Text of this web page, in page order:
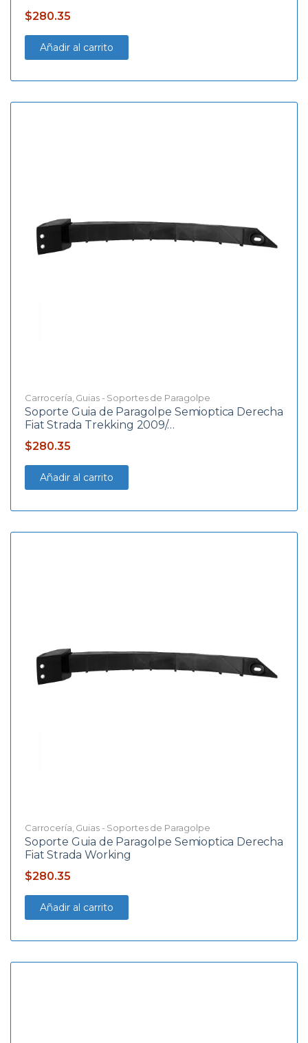
$280.35
Añadir al carrito
Carrocería Guias - Soportes de Paragolpe
Soporte Guia de Paragolpe Semioptica Derecha
Fiat Strada Trekking 2009/…
$280.35
Añadir al carrito
Carrocería Guias - Soportes de Paragolpe
Soporte Guia de Paragolpe Semioptica Derecha
Fiat Strada Working
$280.35
Añadir al carrito